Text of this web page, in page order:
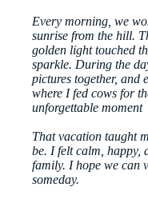
Every morning, we
sunrise from the hill.
golden light touched
sparkle. During the
pictures together, and
where I fed cows for
unforgettable moment
That vacation taught
be. I felt calm, happy,
family. I hope we can
someday.